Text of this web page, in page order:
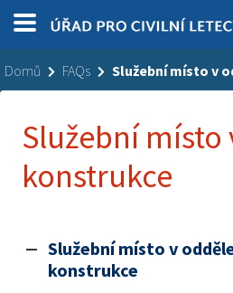
Domů FAQs Služební místo v
Služební
konstrukce
A
Služební místo v
konstrukce